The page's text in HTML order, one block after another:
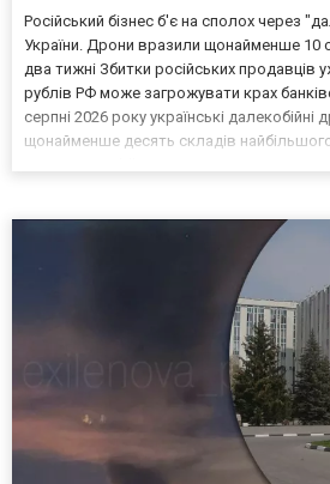
Російський бізнес б'є на сполох через
України. Дрони вразили щонайменше 10
два тижні Збитки російських
рублів РФ може загрожувати крах
серпні 2026 року українські далекобійні
щонайменше десять складів